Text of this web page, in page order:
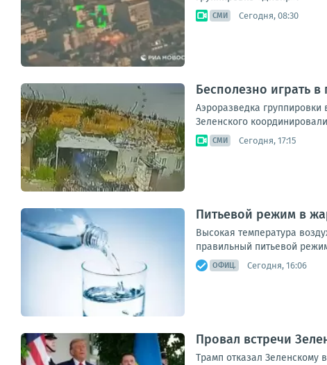
СМИ Сегодня, 08:30
Бесполезно играть в
Аэроразведка
Зеленского
СМИ Сегодня, 17:15
Питьевой режим в
Высокая температура
правильный питьевой
ОФИЦ. Сегодня, 16:06
Провал встречи
Трамп отказал Зеленскому